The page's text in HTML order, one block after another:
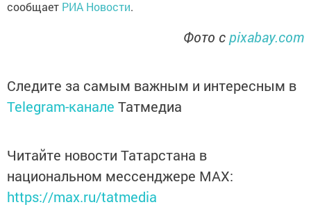
сообщает РИА Новости.
Фото сpixabay.com
Следите за самым важным и интересным в
Telegram-канале Татмедиа
Читайте новости Татарстана в
национальном мессенджере MАХ:
https://max.ru/tatmedia